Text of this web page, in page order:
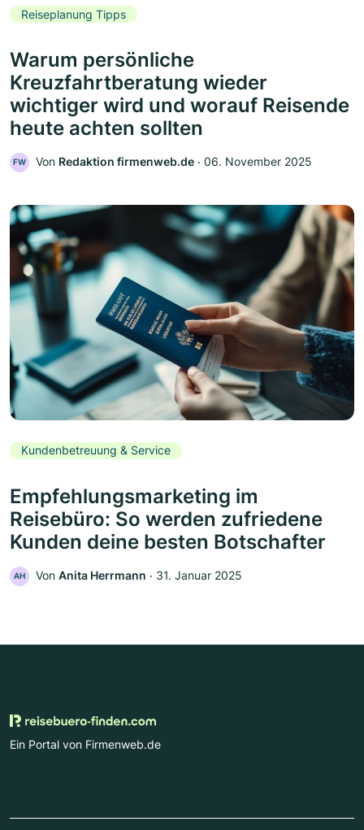
Reiseplanung Tipps
Warum persönliche
Kreuzfahrtberatung wieder
wichtiger wird und worauf Reisende
heute achten sollten
FW Von Redaktion firmenweb.de ‧ 06. November 2025
Kundenbetreuung & Service
Empfehlungsmarketing im
Reisebüro: So werden zufriedene
Kunden deine besten Botschafter
AH Von Anita Herrmann ‧ 31. Januar 2025
Ein Portal von Firmenweb.de